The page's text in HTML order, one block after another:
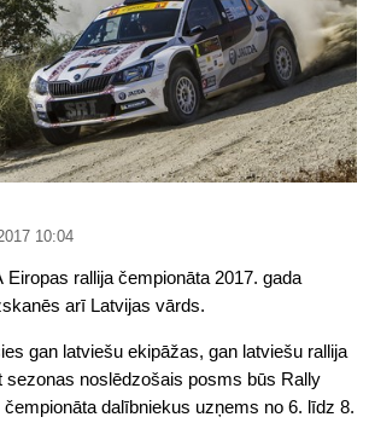
2017 10:04
Eiropas rallija čempionāta 2017. gada
arī Latvijas vārds.
gan latviešu ekipāžas, gan latviešu rallija
sezonas noslēdzošais posms būs Rally
dalībniekus uzņems no 6. līdz 8.